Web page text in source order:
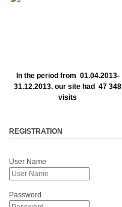
In the period from 01.04.2013-
31.12.2013. our site had 47 348
visits
REGISTRATION
User Name
Password